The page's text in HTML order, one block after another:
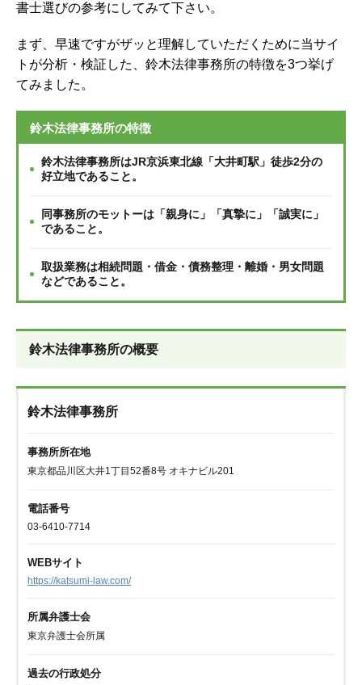
書士選びの参考にしてみて下さい。
まず、早速ですがザッと理解していただくために当サイ
トが分析・検証した、鈴木法律事務所の特徴を3つ挙げ
てみました。
鈴木法律事務所の特徴
鈴木法律事務所はJR京浜東北線「大井町駅」徒歩2分の
好立地であること。
同事務所のモットーは「親身に」「真摯に」「誠実に」
であること。
取扱業務は相続問題・借金・債務整理・離婚・男女問題
などであること。
鈴木法律事務所の概要
鈴木法律事務所
事務所所在地
東京都品川区大井1丁目52番8号 オキナビル201
電話番号
03-6410-7714
WEBサイト
https://katsumi-law.com/
所属弁護士会
東京弁護士会所属
過去の行政処分